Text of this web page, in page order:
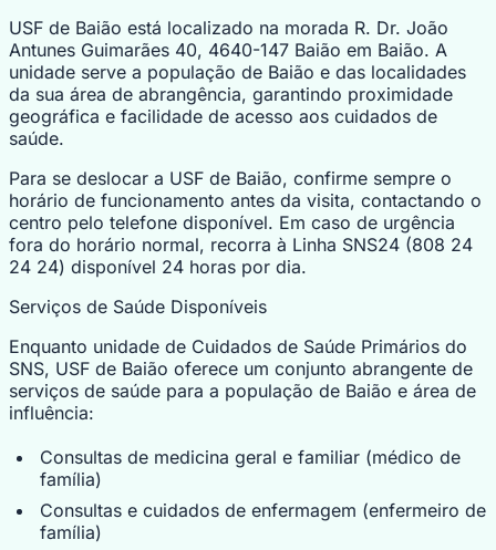
USF de Baião está localizado na morada R. Dr. João
Antunes Guimarães 40, 4640-147 Baião em Baião. A
unidade serve a população de Baião e das localidades
da sua área de abrangência, garantindo proximidade
geográfica e facilidade de acesso aos cuidados de
saúde.
Para se deslocar a USF de Baião, confirme sempre o
horário de funcionamento antes da visita, contactando o
centro pelo telefone disponível. Em caso de urgência
fora do horário normal, recorra à Linha SNS24 (808 24
24 24) disponível 24 horas por dia.
Serviços de Saúde Disponíveis
Enquanto unidade de Cuidados de Saúde Primários do
SNS, USF de Baião oferece um conjunto abrangente de
serviços de saúde para a população de Baião e área de
influência:
Consultas de medicina geral e familiar (médico de
família)
Consultas e cuidados de enfermagem (enfermeiro de
família)